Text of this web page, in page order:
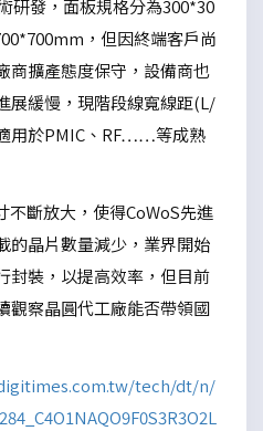
研發，面板規格分為300*30
，但因終端客戶尚
商擴產態度保守，設備商也
展緩慢，現階段線寬線距(L/
用於PMIC、RF……等成熟
不斷放大，使得CoWoS先進
晶片數量減少，業界開始
封裝，以提高效率，但目前
觀察晶圓代工廠能否帶領國
tech/dt/n/